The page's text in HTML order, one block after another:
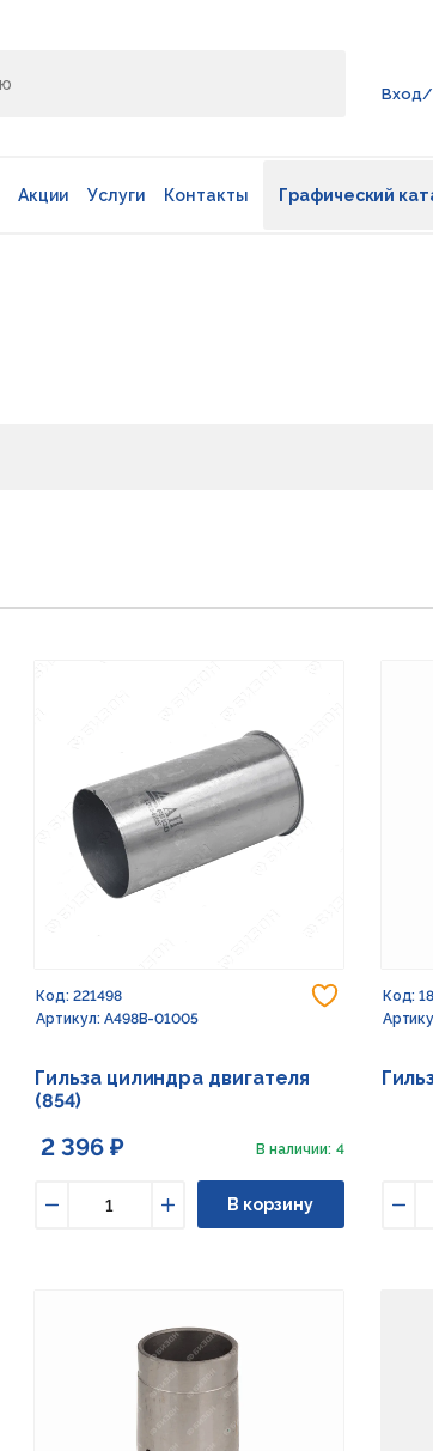
Вход/
Акции Услуги Контакты Графический
Добавить в избранное
Код: 221498
Артикул: A498B-01005
Гильза цилиндра двигателя
(854)
2 396 ₽ В наличии: 4
Увеличить
В корзину
Код: